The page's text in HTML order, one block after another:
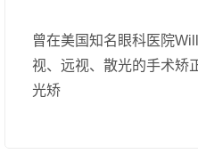
曾在美国知名眼科医院
视、远视、散光的手术矫
光矫